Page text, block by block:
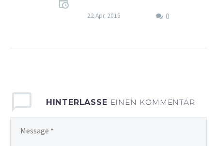
Lorem Ipsum. Proin
Duis sed odio sit amet
0
22 Apr. 2016
HINTERLASSE EINEN KOMMENTAR